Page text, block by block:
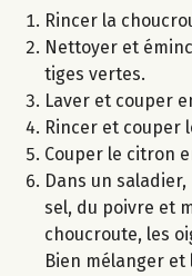
Rincer la
Nettoyer et
tiges vertes.
Laver et couper
Rincer et couper
Couper le citron
Dans un
sel, du poivre et
choucroute, les
Bien mélanger